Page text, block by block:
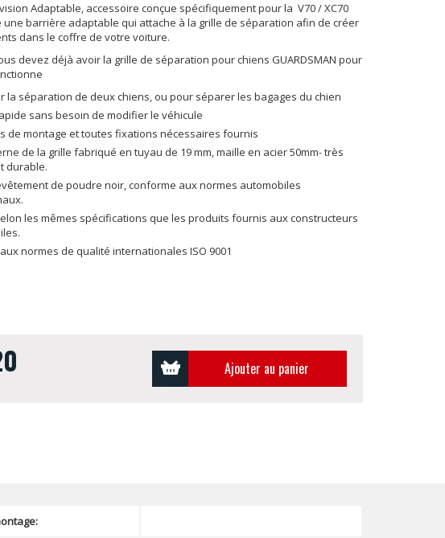
Adaptable, accessoire conçue spécifiquement pour la V70 / XC70
une barrière adaptable qui attache à la grille de séparation afin de créer
dans le coffre de votre voiture.
devez déjà avoir la grille de séparation pour chiens GUARDSMAN pour
la séparation de deux chiens, ou pour séparer les bagages du chien
sans besoin de modifier le véhicule
de montage et toutes fixations nécessaires fournis
de la grille fabriqué en tuyau de 19 mm, maille en acier 50mm- très
durable.
de poudre noir, conforme aux normes automobiles
les mêmes spécifications que les produits fournis aux constructeurs
normes de qualité internationales ISO 9001
Ajouter au panier